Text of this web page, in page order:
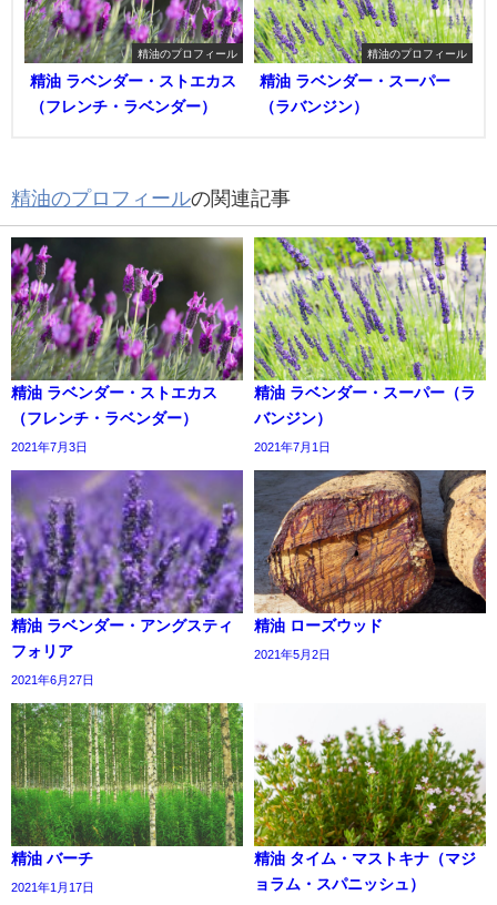
精油のプロフィール
精油 ラベンダー・ストエカス
（フレンチ・ラベンダー）
精油のプロフィール
精油 ラベンダー・スーパー
（ラバンジン）
精油のプロフィールの関連記事
精油 ラベンダー・ストエカス
（フレンチ・ラベンダー）
2021年7月3日
精油 ラベンダー・スーパー（ラ
バンジン）
2021年7月1日
精油 ラベンダー・アングスティ
フォリア
2021年6月27日
精油 ローズウッド
2021年5月2日
精油 バーチ
2021年1月17日
精油 タイム・マストキナ（マジ
ョラム・スパニッシュ）